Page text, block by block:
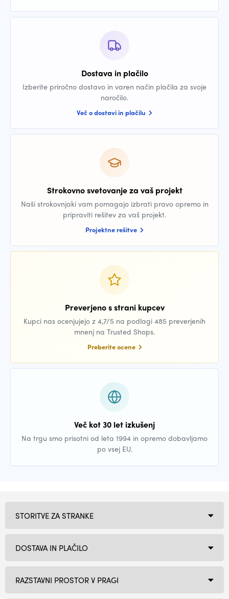
Dostava in plačilo
Izberite priročno dostavo in varen način plačila za svoje
naročilo.
Več o dostavi in plačilu
Strokovno svetovanje za vaš projekt
Naši strokovnjaki vam pomagajo izbrati pravo opremo in
pripraviti rešitev za vaš projekt.
Projektne rešitve
Preverjeno s strani kupcev
Kupci nas ocenjujejo z 4,7/5 na podlagi 485 preverjenih
mnenj na Trusted Shops.
Preberite ocene
Več kot 30 let izkušenj
Na trgu smo prisotni od leta 1994 in opremo dobavljamo
po vsej EU.
RAZSTAVNI PROSTOR V PRAGI
STORITVE ZA STRANKE
DOSTAVA IN PLAČILO